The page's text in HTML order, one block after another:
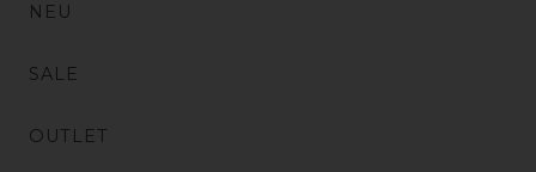
NEU
SALE
OUTLET